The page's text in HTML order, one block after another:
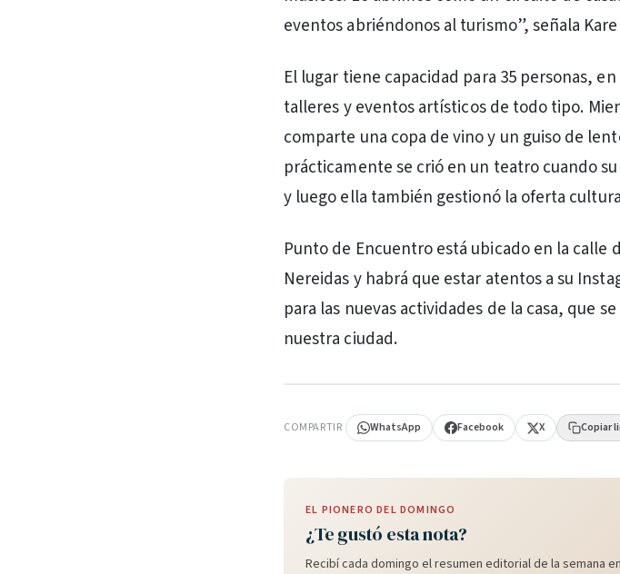
eventos abriéndonos al turismo”, señala
El lugar tiene capacidad para 35 personas,
talleres y eventos artísticos de todo tipo.
comparte una copa de vino y un guiso de
prácticamente se crió en un teatro cuando
y luego ella también gestionó la oferta
Punto de Encuentro está ubicado en la calle
Nereidas y habrá que estar atentos a su
para las nuevas actividades de la casa, que
nuestra ciudad.
COMPARTIR WhatsApp Facebook X Copiar
EL PIONERO DEL DOMINGO
¿Te gustó esta nota?
Recibí cada domingo el resumen editorial de la semana